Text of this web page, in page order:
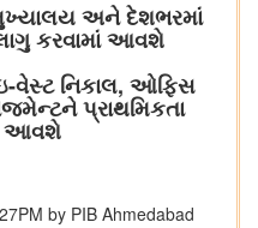
અને દેશભરમાં
કરવામાં આવશે
વેસ્ટ નિકાલ, ઓફિસ
પ્રાથમિકતા
આવશે
by PIB Ahmedabad